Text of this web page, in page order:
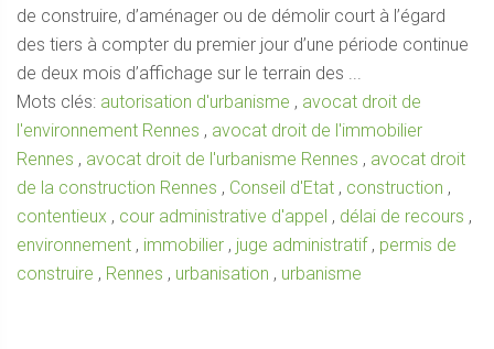
de construire, d’aménager ou de démolir court à l’égard
des tiers à compter du premier jour d’une période continue
de deux mois d’affichage sur le terrain des ...
Mots clés: autorisation d'urbanisme , avocat droit de
l'environnement Rennes , avocat droit de l'immobilier
Rennes , avocat droit de l'urbanisme Rennes , avocat droit
de la construction Rennes , Conseil d'Etat , construction ,
contentieux , cour administrative d'appel , délai de recours ,
environnement , immobilier , juge administratif, permis de
construire , Rennes , urbanisation , urbanisme